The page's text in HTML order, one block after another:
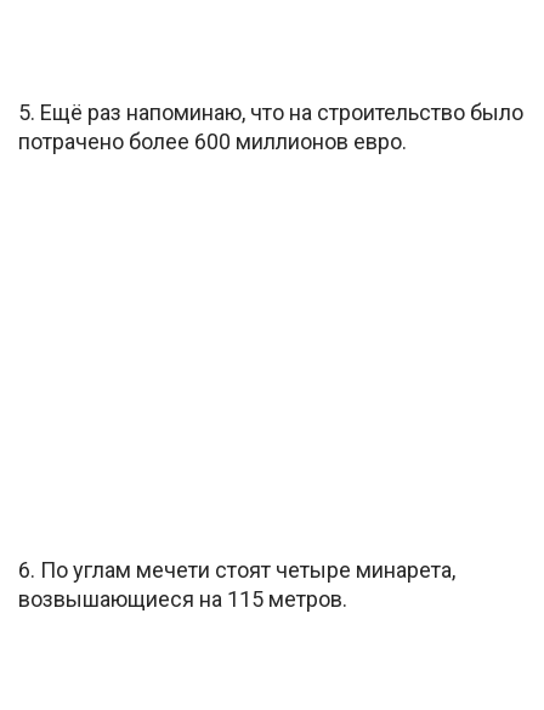
5. Ещё раз напоминаю, что на строительство было
потрачено более 600 миллионов евро.
6. По углам мечети стоят четыре минарета,
возвышающиеся на 115 метров.